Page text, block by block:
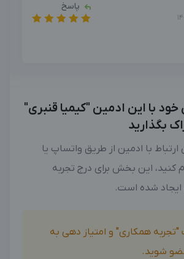
پاسخ
با این ادمین "کیمیا قنبری"
بگذارید
با ادمین از طریق واتساپ یا
کنید، این بخش برای درج تجربه
ایجاد شده است.
"تجربه همکاری" و امتیاز دهی به
شوید.